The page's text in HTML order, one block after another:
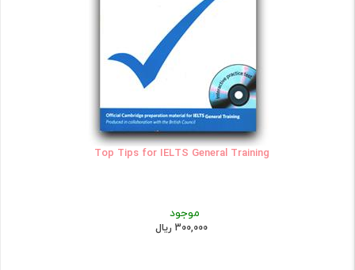
Top Tips for IELTS General Training
موجود
300,000 ریال